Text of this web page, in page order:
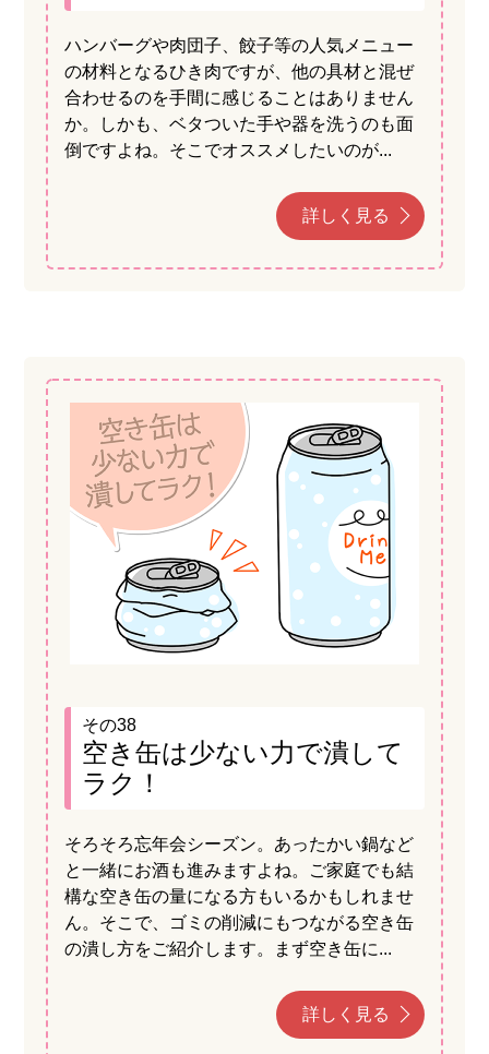
ハンバーグや肉団子、餃子等の人気メニュー
の材料となるひき肉ですが、他の具材と混ぜ
合わせるのを手間に感じることはありません
か。しかも、ベタついた手や器を洗うのも面
倒ですよね。そこでオススメしたいのが...
詳しく見る
その38
空き缶は少ない力で潰して
ラク！
そろそろ忘年会シーズン。あったかい鍋など
と一緒にお酒も進みますよね。ご家庭でも結
構な空き缶の量になる方もいるかもしれませ
ん。そこで、ゴミの削減にもつながる空き缶
の潰し方をご紹介します。まず空き缶に...
詳しく見る